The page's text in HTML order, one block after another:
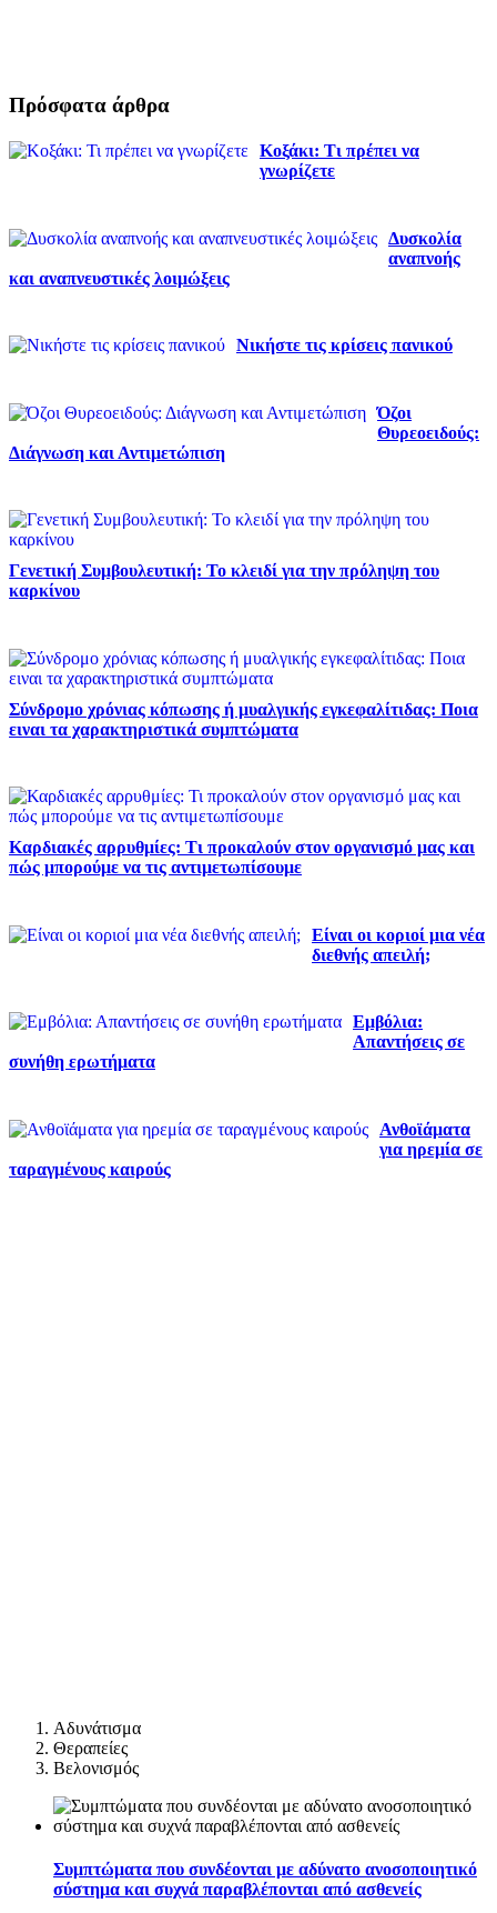
Πρόσφατα άρθρα
Κοξάκι: Τι πρέπει να
γνωρίζετε
Δυσκολία
αναπνοής
και αναπνευστικές λοιμώξεις
Νικήστε τις κρίσεις πανικού
Όζοι
Θυρεοειδούς:
Διάγνωση και Αντιμετώπιση
Γενετική Συμβουλευτική: Το κλειδί για την πρόληψη του
καρκίνου
Σύνδρομο χρόνιας κόπωσης ή μυαλγικής εγκεφαλίτιδας: Ποια
ειναι τα χαρακτηριστικά συμπτώματα
Καρδιακές αρρυθμίες: Τι προκαλούν στον οργανισμό μας και
πώς μπορούμε να τις αντιμετωπίσουμε
Είναι οι κοριοί μια νέα
διεθνής απειλή;
Εμβόλια:
Απαντήσεις σε
συνήθη ερωτήματα
Ανθοϊάματα
για ηρεμία σε
ταραγμένους καιρούς
Αδυνάτισμα
Θεραπείες
Βελονισμός
Συμπτώματα που συνδέονται με αδύνατο ανοσοποιητικό
σύστημα και συχνά παραβλέπονται από ασθενείς